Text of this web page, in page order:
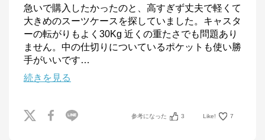
急いで購入したかったのと、高すぎず丈夫で軽くて
大きめのスーツケースを探していました。キャスタ
ーの転がりもよく30Kg 近くの重たさでも問題あり
ません。中の仕切りについているポケットも使い勝
手がいいです…
続きを見る
参考になった 3 Like! 7